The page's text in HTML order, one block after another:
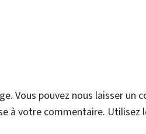
Vous pouvez nous laisser un
à votre commentaire.